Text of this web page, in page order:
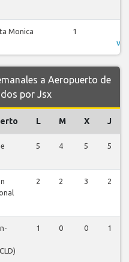
Monica 1
a Aeropuerto de
por Jsx
L M X J
5 4 5 5
2 2 3 2
1 0 0 1